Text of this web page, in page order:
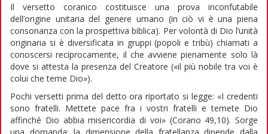
Il versetto coranico costituisce una prova inconfutabile
dell’origine unitaria del genere umano (in ciò vi è una piena
consonanza con la prospettiva biblica). Per volontà di Dio l’unità
originaria si è diversificata in gruppi (popoli e tribù) chiamati a
conoscersi reciprocamente, il che avviene pienamente solo là
dove si attesta la presenza del Creatore («il più nobile tra voi è
colui che teme Dio»).
Pochi versetti prima del detto ora riportato si legge: «I credenti
sono fratelli. Mettete pace fra i vostri fratelli e temete Dio
affinché Dio abbia misericordia di voi» (Corano 49,10). Sorge